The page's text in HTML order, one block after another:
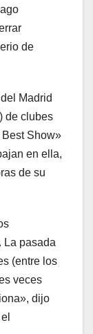
de
Madrid
de clubes
Show»
en ella,
de su
La pasada
(entre los
veces
dijo